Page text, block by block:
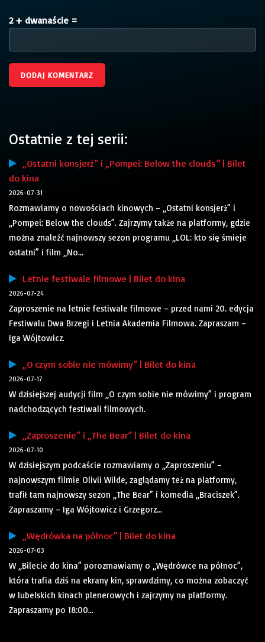
2 + dwanaście =
Ostatnie z tej serii:
„Ostatni konsjerż” i „Pompei: Below the clouds” | Bilet
do kina
2026-07-31
Rozmawiamy o nowościach kinowych – „Ostatni konsjerż” i
„Pompei: Below the clouds”. Zajrzymy także na platformy, gdzie
można znaleźć najnowszy sezon programu „LOL: kto się śmieje
ostatni” i film „No...
Letnie festiwale filmowe | Bilet do kina
2026-07-24
Zaproszenie na letnie festiwale filmowe – przed nami 20. edycja
Festiwalu Dwa Brzegi i Letnia Akademia Filmowa. Zapraszam –
Iga Wójtowicz.
„O czym sobie nie mówimy” | Bilet do kina
2026-07-17
W dzisiejszej audycji film „O czym sobie nie mówimy” i program
nadchodzących festiwali filmowych.
„Zaproszenie” i „The Bear” | Bilet do kina
2026-07-10
W dzisiejszym podcaście rozmawiamy o „Zaproszeniu” –
najnowszym filmie Olivii Wilde, zaglądamy też na platformy,
trafił tam najnowszy sezon „The Bear” i komedia „Braciszek”.
Zapraszamy – Iga Wójtowicz i Grzegorz...
„Wędrówka na północ” | Bilet do kina
2026-07-03
W „Bilecie do kina” porozmawiamy o „Wędrówce na północ”,
która trafia dziś na ekrany kin, sprawdzimy, co można zobaczyć
w lubelskich kinach plenerowych i zajrzymy na platformy.
Zapraszamy po 18:00...